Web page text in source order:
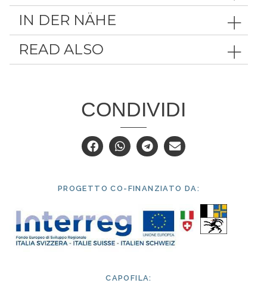
IN DER NÄHE
READ ALSO
CONDIVIDI
PROGETTO CO-FINANZIATO DA:
CAPOFILA: